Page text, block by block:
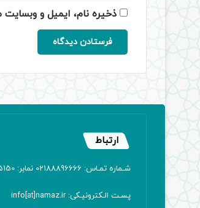
ذخیره نام، ایمیل و
ارتباط
شـماره تمـاس: 02188896666 نمابر: 02188905150
پسـت الـکترونیـکی: info[at]namaz.ir